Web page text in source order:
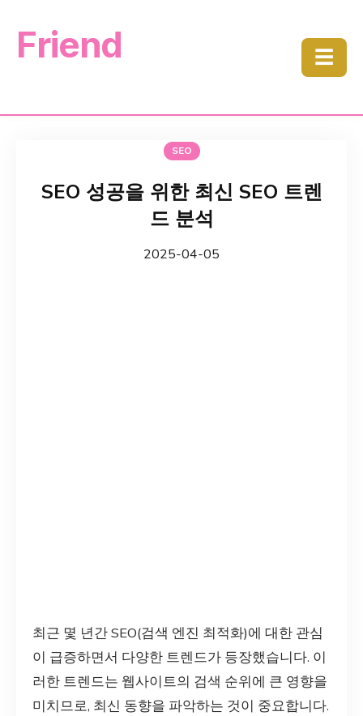
Friend ☰
SEO
SEO 성공을 위한 최신 SEO 트렌
드 분석
2025-04-05
최근 몇 년간 SEO(검색 엔진 최적화)에 대한 관심
이 급증하면서 다양한 트렌드가 등장했습니다. 이
러한 트렌드는 웹사이트의 검색 순위에 큰 영향을
미치므로, 최신 동향을 파악하는 것이 중요합니다.